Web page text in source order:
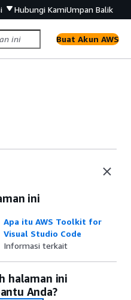
Hubungi KamiUmpan Balik
Buat Akun AWS
ini
Apa itu AWS Toolkit for
Visual Studio Code
Informasi terkait
halaman ini
Anda?